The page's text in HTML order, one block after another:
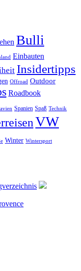
Bulli
Einbauten
Insidertipps
Offroad Outdoor
Roadbook
Spanien Spaß Technik
VW
Winter Wintersport